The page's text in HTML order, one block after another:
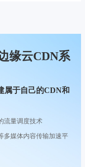
缘云CDN系
属于自己的CDN和
流量调度技术
多媒体内容传输加速平